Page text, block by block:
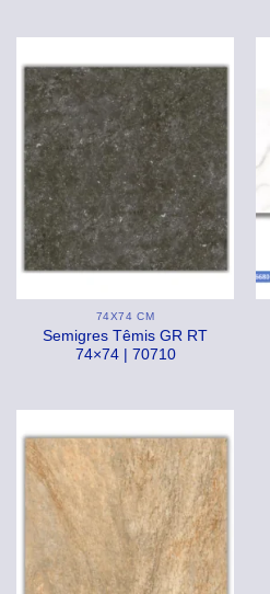
74X74 CM
Semigres Têmis GR RT
74×74 | 70710